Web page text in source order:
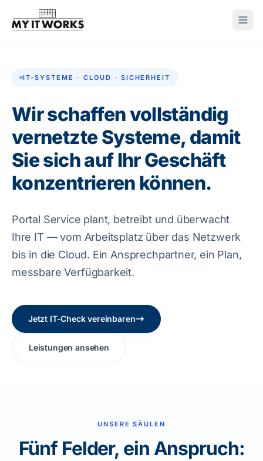
IT-SYSTEME · CLOUD · SICHERHEIT
Wir schaffen vollständig
vernetzte Systeme, damit
Sie sich auf Ihr Geschäft
konzentrieren können.
Portal Service plant, betreibt und überwacht
Ihre IT — vom Arbeitsplatz über das Netzwerk
bis in die Cloud. Ein Ansprechpartner, ein Plan,
messbare Verfügbarkeit.
Jetzt IT-Check vereinbaren
Leistungen ansehen
UNSERE SÄULEN
Fünf Felder, ein Anspruch: